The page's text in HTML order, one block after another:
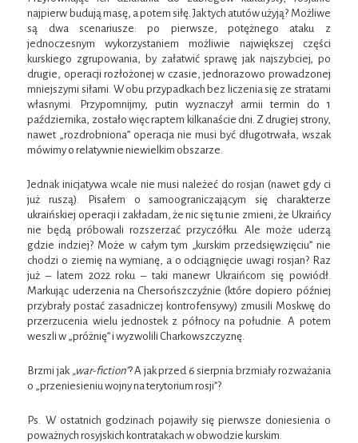
najpierw budują masę, a potem siłę. Jak tych atutów użyją? Możliwe
są dwa scenariusze: po pierwsze, potężnego ataku z
jednoczesnym wykorzystaniem możliwie największej części
kurskiego zgrupowania, by załatwić sprawę jak najszybciej, po
drugie, operacji rozłożonej w czasie, jednorazowo prowadzonej
mniejszymi siłami. W obu przypadkach bez liczenia się ze stratami
własnymi. Przypomnijmy, putin wyznaczył armii termin do 1
października, zostało więc raptem kilkanaście dni. Z drugiej strony,
nawet „rozdrobniona” operacja nie musi być długotrwała, wszak
mówimy o relatywnie niewielkim obszarze.
Jednak inicjatywa wcale nie musi należeć do rosjan (nawet gdy ci
już ruszą). Pisałem o samoograniczającym się charakterze
ukraińskiej operacji i zakładam, że nic się tu nie zmieni, że Ukraińcy
nie będą próbowali rozszerzać przyczółku. Ale może uderzą
gdzie indziej? Może w całym tym „kurskim przedsięwzięciu” nie
chodzi o ziemię na wymianę, a o odciągnięcie uwagi rosjan? Raz
już – latem 2022 roku – taki manewr Ukraińcom się powiódł.
Markując uderzenia na Chersońszczyźnie (które dopiero później
przybrały postać zasadniczej kontrofensywy) zmusili Moskwę do
przerzucenia wielu jednostek z północy na południe. A potem
weszli w „próżnię” i wyzwolili Charkowszczyznę.
Brzmi jak „war-fiction”? A jak przed 6 sierpnia brzmiały rozważania
o „przeniesieniu wojny na terytorium rosji”?
Ps. W ostatnich godzinach pojawiły się pierwsze doniesienia o
poważnych rosyjskich kontratakach w obwodzie kurskim.